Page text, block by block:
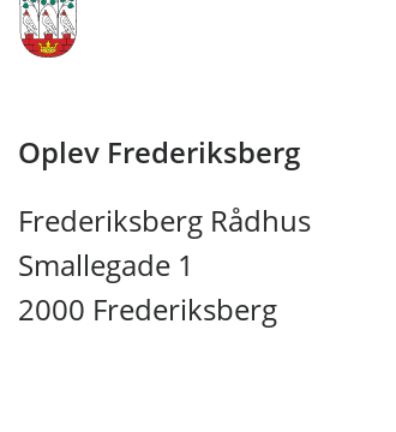
Oplev Frederiksberg
Frederiksberg Rådhus
Smallegade 1
2000 Frederiksberg